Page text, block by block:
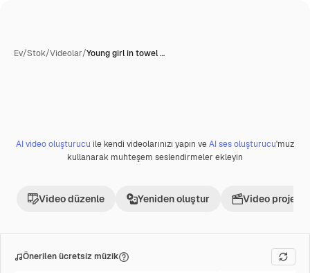
Ev/Stok/Videolar/Young girl in towel …
Premium
AI video oluşturucu ile kendi videolarınızı yapın veAI ses oluşturucu'muz
kullanarak muhteşem seslendirmeler ekleyin
Video düzenle Yeniden oluştur Video projesi
Önerilen ücretsiz müzik